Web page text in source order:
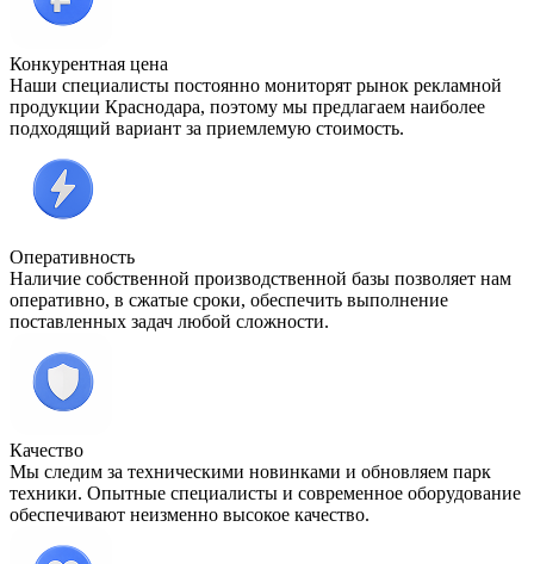
Конкурентная цена
Наши специалисты постоянно мониторят рынок рекламной
продукции Краснодара, поэтому мы предлагаем наиболее
подходящий вариант за приемлемую стоимость.
Оперативность
Наличие собственной производственной базы позволяет нам
оперативно, в сжатые сроки, обеспечить выполнение
поставленных задач любой сложности.
Качество
Мы следим за техническими новинками и обновляем парк
техники. Опытные специалисты и современное оборудование
обеспечивают неизменно высокое качество.